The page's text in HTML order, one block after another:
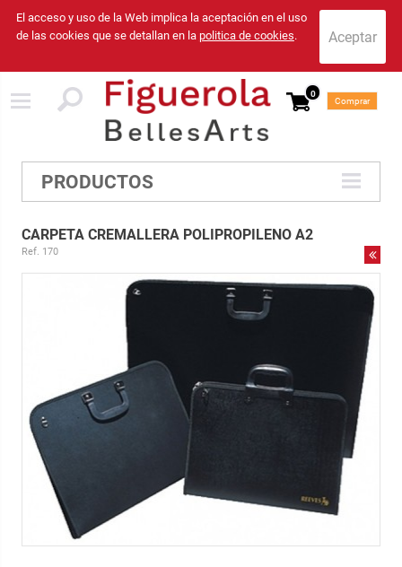
El acceso y uso de la Web implica la aceptación en el uso
de las cookies que se detallan en la politica de cookies.
0
Comprar
PRODUCTOS
CARPETA CREMALLERA POLIPROPILENO A2
Ref. 170